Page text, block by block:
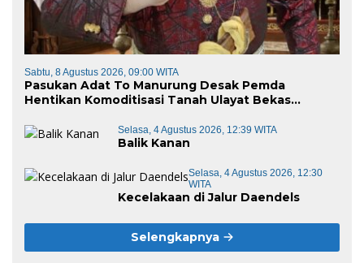
Sabtu, 8 Agustus 2026, 09:00 WITA
Pasukan Adat To Manurung Desak Pemda
Hentikan Komoditisasi Tanah Ulayat Bekas
Selasa, 4 Agustus 2026, 12:39 WITA
Balik Kanan
Selasa, 4 Agustus 2026, 12:30
WITA
Kecelakaan di Jalur Daendels
Selengkapnya